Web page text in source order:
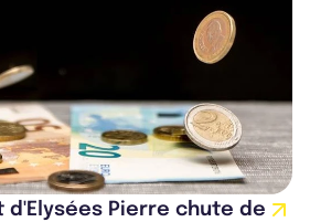
d'Elysées Pierre chute de